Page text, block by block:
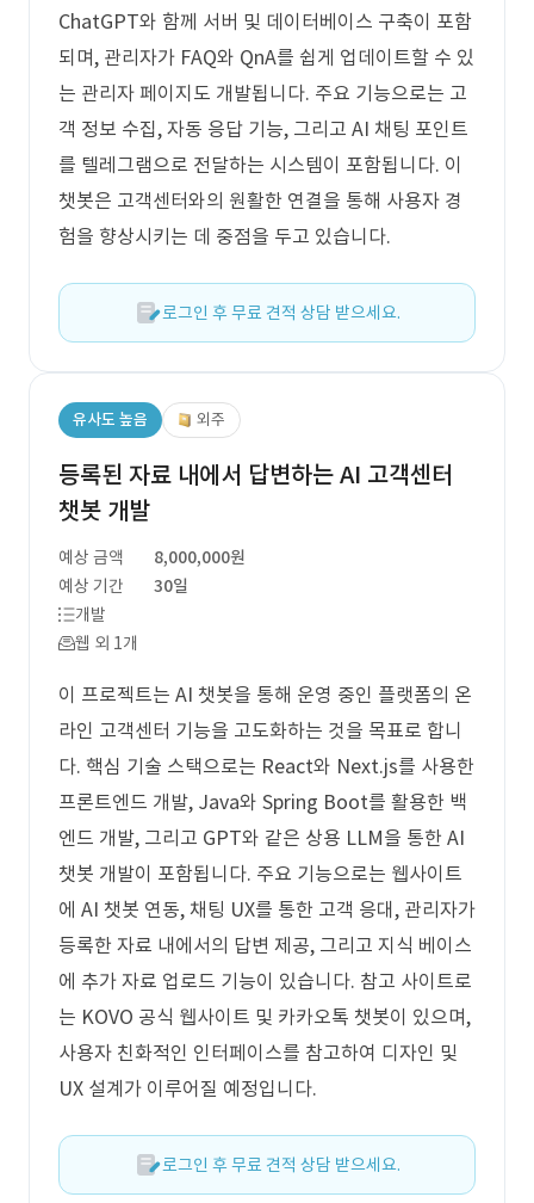
ChatGPT와 함께 서버 및 데이터베이스 구축이 포함
되며, 관리자가 FAQ와 QnA를 쉽게 업데이트할 수 있
는 관리자 페이지도 개발됩니다. 주요 기능으로는 고
객 정보 수집, 자동 응답 기능, 그리고 AI 채팅 포인트
를 텔레그램으로 전달하는 시스템이 포함됩니다. 이
챗봇은 고객센터와의 원활한 연결을 통해 사용자 경
험을 향상시키는 데 중점을 두고 있습니다.
로그인 후 무료 견적 상담 받으세요.
유사도 높음 외주
등록된 자료 내에서 답변하는 AI 고객센터
챗봇 개발
예상 금액
8,000,000원
예상 기간
30일
개발
웹 외 1개
이 프로젝트는 AI 챗봇을 통해 운영 중인 플랫폼의 온
라인 고객센터 기능을 고도화하는 것을 목표로 합니
다. 핵심 기술 스택으로는 React와 Next.js를 사용한
프론트엔드 개발, Java와 Spring Boot를 활용한 백
엔드 개발, 그리고 GPT와 같은 상용 LLM을 통한 AI
챗봇 개발이 포함됩니다. 주요 기능으로는 웹사이트
에 AI 챗봇 연동, 채팅 UX를 통한 고객 응대, 관리자가
등록한 자료 내에서의 답변 제공, 그리고 지식 베이스
에 추가 자료 업로드 기능이 있습니다. 참고 사이트로
는 KOVO 공식 웹사이트 및 카카오톡 챗봇이 있으며,
사용자 친화적인 인터페이스를 참고하여 디자인 및
UX 설계가 이루어질 예정입니다.
로그인 후 무료 견적 상담 받으세요.